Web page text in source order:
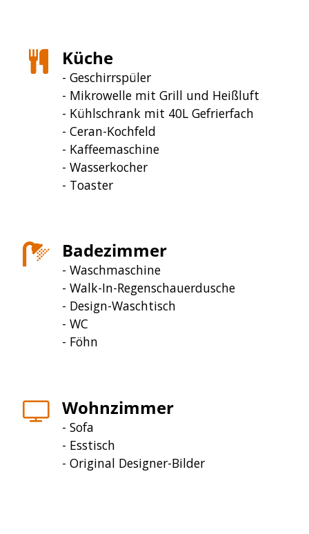
Küche
- Geschirrspüler
- Mikrowelle mit Grill und Heißluft
- Kühlschrank mit 40L Gefrierfach
- Ceran-Kochfeld
- Kaffeemaschine
- Wasserkocher
- Toaster
Badezimmer
- Waschmaschine
- Walk-In-Regenschauerdusche
- Design-Waschtisch
- WC
- Föhn
Wohnzimmer
- Sofa
- Esstisch
- Original Designer-Bilder